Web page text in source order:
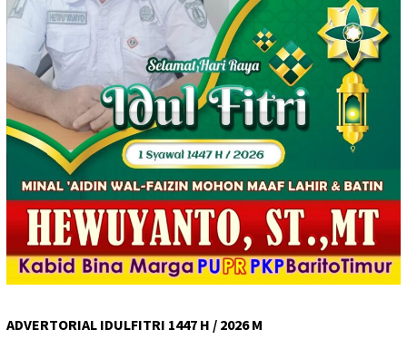
ADVERTORIAL IDULFITRI 1447 H / 2026 M